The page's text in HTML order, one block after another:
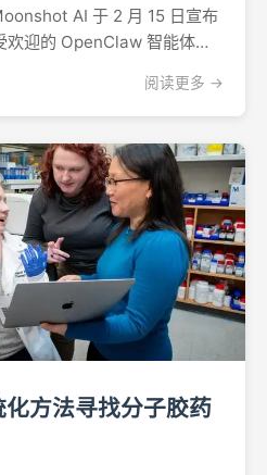
AI 于 2 月 15 日宣布
迎的 OpenClaw 智能体框
阅读更多 →
方法寻找分子胶药